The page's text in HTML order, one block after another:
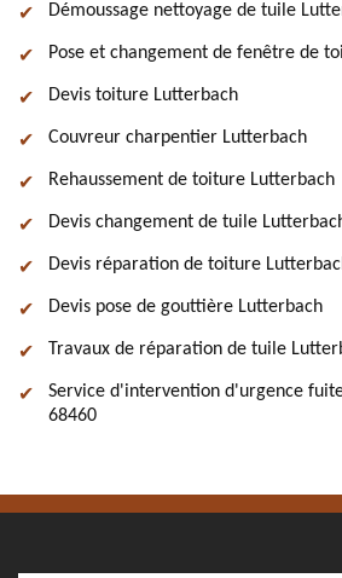
Démoussage nettoyage de tuile
Pose et changement de fenêtre de
Devis toiture Lutterbach
Couvreur charpentier Lutterbach
Rehaussement de toiture Lutterbach
Devis changement de tuile
Devis réparation de toiture
Devis pose de gouttière Lutterbach
Travaux de réparation de tuile
Service d'intervention d'urgence
68460